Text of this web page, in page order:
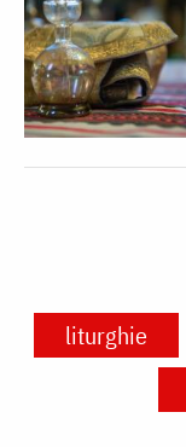
liturghie